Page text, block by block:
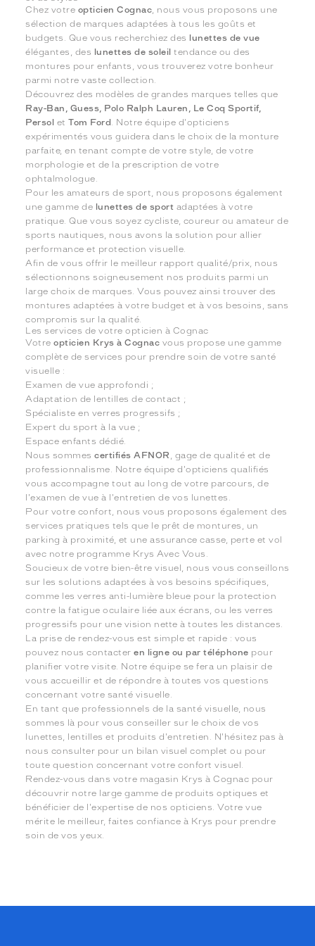
Chez votre opticien Cognac, nous vous proposons une
sélection de marques adaptées à tous les goûts et
budgets. Que vous recherchiez des
lunettes de vue
élégantes, des lunettes de soleil tendance ou des
montures pour enfants, vous trouverez votre bonheur
parmi notre vaste collection.
Découvrez des modèles de grandes marques telles que
Ray-Ban, Guess, Polo Ralph Lauren, Le Coq Sportif,
Persol etTom Ford . Notre équipe d'opticiens
expérimentés vous guidera dans le choix de la monture
parfaite, en tenant compte de votre style, de votre
morphologie et de la prescription de votre
ophtalmologue.
Pour les amateurs de sport, nous proposons également
une gamme de lunettes de sport adaptées à votre
pratique. Que vous soyez cycliste, coureur ou amateur de
sports nautiques, nous avons la solution pour allier
performance et protection visuelle.
Afin de vous offrir le meilleur rapport qualité/prix, nous
sélectionnons soigneusement nos produits parmi un
large choix de marques. Vous pouvez ainsi trouver des
montures adaptées à votre budget et à vos besoins, sans
compromis sur la qualité.
Les services de votre opticien à Cognac
Votreopticien Krys à Cognac vous propose une gamme
complète de services pour prendre soin de votre santé
visuelle :
Examen de vue approfondi ;
Adaptation de lentilles de contact ;
Spécialiste en verres progressifs ;
Expert du sport à la vue ;
Espace enfants dédié.
Nous sommescertifiés AFNOR , gage de qualité et de
professionnalisme. Notre équipe d'opticiens qualifiés
vous accompagne tout au long de votre parcours, de
l'examen de vue à l'entretien de vos lunettes.
Pour votre confort, nous vous proposons également des
services pratiques tels que le prêt de montures, un
parking à proximité, et une assurance casse, perte et vol
avec notre programme Krys Avec Vous.
Soucieux de votre bien-être visuel, nous vous conseillons
sur les solutions adaptées à vos besoins spécifiques,
comme les verres anti-lumière bleue pour la protection
contre la fatigue oculaire liée aux écrans, ou les verres
progressifs pour une vision nette à toutes les distances.
La prise de rendez-vous est simple et rapide : vous
pouvez nous contacteren ligne ou par téléphone pour
planifier votre visite. Notre équipe se fera un plaisir de
vous accueillir et de répondre à toutes vos questions
concernant votre santé visuelle.
En tant que professionnels de la santé visuelle, nous
sommes là pour vous conseiller sur le choix de vos
lunettes, lentilles et produits d'entretien. N'hésitez pas à
nous consulter pour un bilan visuel complet ou pour
toute question concernant votre confort visuel.
Rendez-vous dans votre magasin Krys à Cognac pour
découvrir notre large gamme de produits optiques et
bénéficier de l'expertise de nos opticiens. Votre vue
mérite le meilleur, faites confiance à Krys pour prendre
soin de vos yeux.